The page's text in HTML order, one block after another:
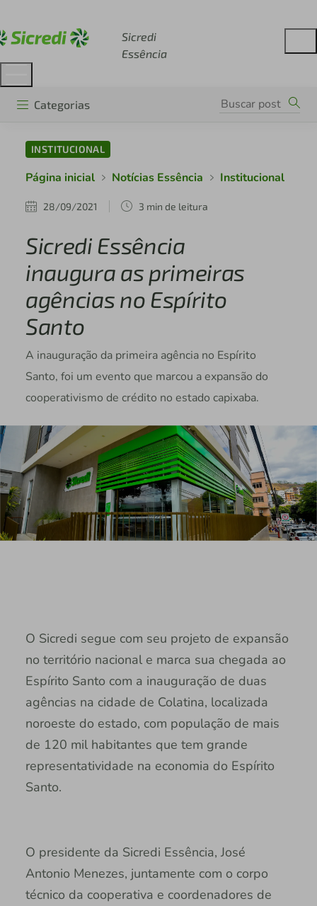
Sicredi
Essência
Categorias
INSTITUCIONAL
Página inicial Notícias Essência Institucional
28/09/2021 3 min de leitura
Sicredi Essência
inaugura as primeiras
agências no Espírito
Santo
A inauguração da primeira agência no Espírito
Santo, foi um evento que marcou a expansão do
cooperativismo de crédito no estado capixaba.
O Sicredi segue com seu projeto de expansão
no território nacional e marca sua chegada ao
Espírito Santo com a inauguração de duas
agências na cidade de Colatina, localizada
noroeste do estado, com população de mais
de 120 mil habitantes que tem grande
representatividade na economia do Espírito
Santo.
O presidente da Sicredi Essência, José
Antonio Menezes, juntamente com o corpo
técnico da cooperativa e coordenadores de